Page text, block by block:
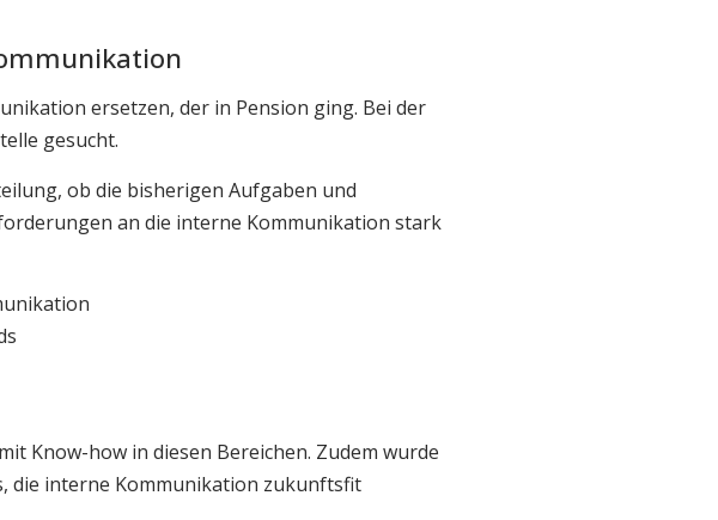
ersetzen, der in Pension ging. Bei der
gesucht.
ob die bisherigen Aufgaben und
an die interne Kommunikation stark
Know-how in diesen Bereichen. Zudem wurde
die interne Kommunikation zukunftsfit